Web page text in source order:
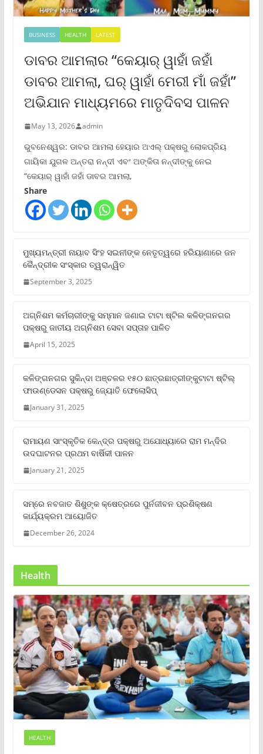
BUSINESS HEALTH LATEST
ଡାବର ଆମଲାର “କେୟାର୍ ୱାହାଁ ଜହାଁ
ଡାବର ଆମଲା, ଘର୍ ୱାହାଁ ମେରୀ ମାଁ ଜହାଁ”
ଅଭିଯାନ ମାଧ୍ୟମରେ ମାତୃଦିବସ ପାଳନ
May 13, 2026 admin
ଭୁବନେଶ୍ୱର: ଡାବର ଆମଲା ହେୟାର ଅଏଲ୍ ପକ୍ଷରୁ ଲୋକପ୍ରିୟ
ଗାୟିକା ଯୁଗଳ ଅନ୍ତରା ନନ୍ଦୀ ଏବଂ ଅଙ୍କିତା ନନ୍ଦୀଙ୍କୁ ନେଇ
“କେୟାର୍ ୱାହାଁ ଜହାଁ ଡାବର ଆମଲା,
Share
ମୁଖ୍ୟମନ୍ତ୍ରୀ ନାୟାବ ସିଂହ ସଇନୀଙ୍କ ନେତୃତ୍ୱରେ ହରିୟାଣାରେ ଜନ
କୈନ୍ଦ୍ରୀକ ସଂସ୍କାର ତ୍ୱରାନ୍ୱିତ
September 3, 2025
ଅଗ୍ନିଶମ କର୍ମଚାରୀଙ୍କୁ ସମ୍ମାନ ଜଣାଇ ଟାଟା ଷ୍ଟିଲ କଳିଙ୍ଗନଗର
ପକ୍ଷରୁ ଜାତୀୟ ଅଗ୍ନିଶମ ସେବା ସପ୍ତାହ ପାଳିତ
April 15, 2025
କଳିଙ୍ଗନଗର ସୁକିନ୍ଦା ଅଞ୍ଚଳର ୧୫୦ ଛାତ୍ରଛାତ୍ରୀଙ୍କୁଟାଟା ଷ୍ଟିଲ୍
ଫାଉଣ୍ଡେସନ ପକ୍ଷରୁ ଜ୍ୟୋତି ଫେଲୋସିପ୍‌
January 31, 2025
ରାମାୟଣ ସାଂସ୍କୃତିକ କେନ୍ଦ୍ର ପକ୍ଷରୁ ଅଯୋଧ୍ୟାରେ ରାମ ମନ୍ଦିର
ଉଦଘାଟନର ପ୍ରଥମ ବାର୍ଷିକୀ ପାଳନ
January 21, 2025
ସମ୍‌ରେ ନବଜାତ ଶିଶୁଙ୍କ କ୍ଷେତ୍ରରେ ପୁର୍ନଜୀବନ ପ୍ରଶିକ୍ଷଣ
କାର୍ଯ୍ୟକ୍ରମ ଆୟୋଜିତ
December 26, 2024
Health
HEALTH